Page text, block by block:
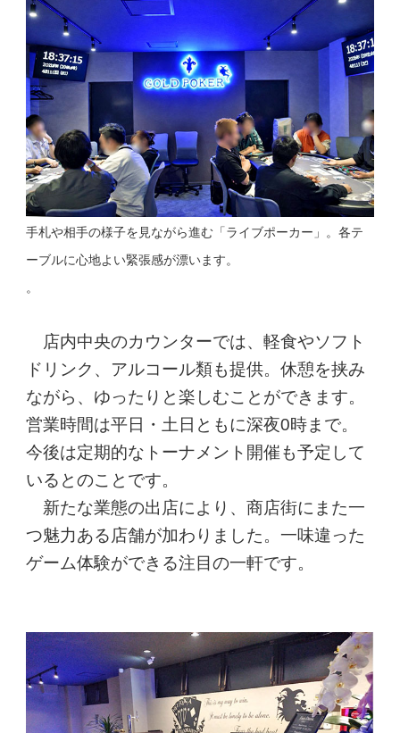
手札や相手の様子を見ながら進む「ライブポーカー」。各テ
ーブルに心地よい緊張感が漂います。
。
店内中央のカウンターでは、軽食やソフト
ドリンク、アルコール類も提供。休憩を挟み
ながら、ゆったりと楽しむことができます。
営業時間は平日・土日ともに深夜0時まで。
今後は定期的なトーナメント開催も予定して
いるとのことです。
新たな業態の出店により、商店街にまた一
つ魅力ある店舗が加わりました。一味違った
ゲーム体験ができる注目の一軒です。